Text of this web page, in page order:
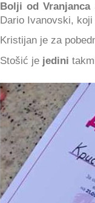
Bolji od Vranjanca
Dario Ivanovski,
Kristijan je za
Stošić je jedini